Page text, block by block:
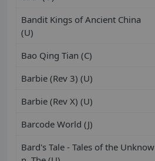
Bandit Kings of Ancient China
(U)
Bao Qing Tian (C)
Barbie (Rev 3) (U)
Barbie (Rev X) (U)
Barcode World (J)
Bard's Tale - Tales of the Unknow